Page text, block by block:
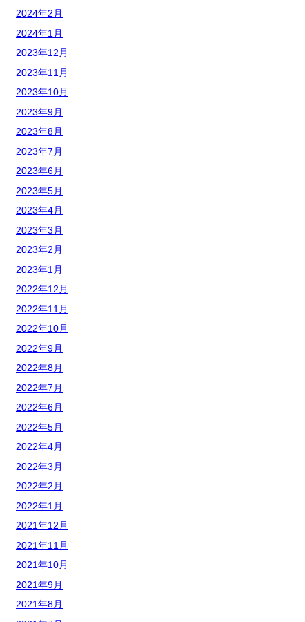
2024年2月
2024年1月
2023年12月
2023年11月
2023年10月
2023年9月
2023年8月
2023年7月
2023年6月
2023年5月
2023年4月
2023年3月
2023年2月
2023年1月
2022年12月
2022年11月
2022年10月
2022年9月
2022年8月
2022年7月
2022年6月
2022年5月
2022年4月
2022年3月
2022年2月
2022年1月
2021年12月
2021年11月
2021年10月
2021年9月
2021年8月